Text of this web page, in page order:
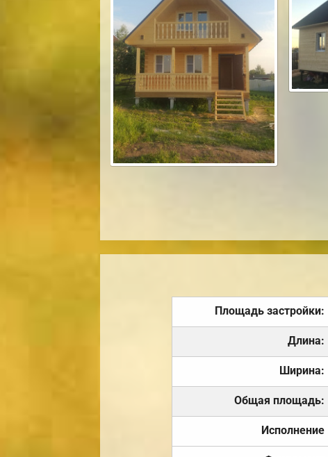
Площадь застройки:
Длина:
Ширина:
Общая площадь:
Исполнение